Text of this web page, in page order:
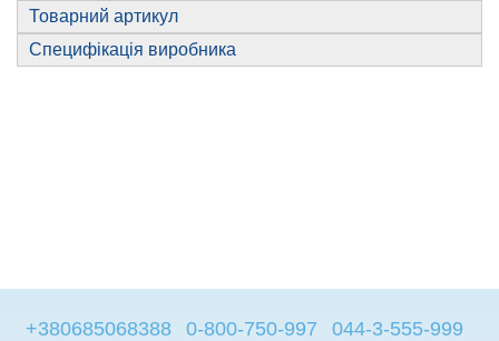
Товарний артикул
Специфікація виробника
+380685068388 0-800-750-997 044-3-555-999